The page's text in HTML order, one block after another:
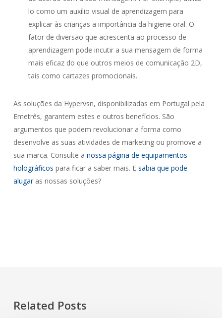
lo como um auxílio visual de aprendizagem para
explicar às crianças a importância da higiene oral. O
fator de diversão que acrescenta ao processo de
aprendizagem pode incutir a sua mensagem de forma
mais eficaz do que outros meios de comunicação 2D,
tais como cartazes promocionais.
As soluções da Hypervsn, disponibilizadas em Portugal pela
Emetrês, garantem estes e outros benefícios. São
argumentos que podem revolucionar a forma como
desenvolve as suas atividades de marketing ou promove a
sua marca. Consulte a nossa página de equipamentos
holográficos para ficar a saber mais. E sabia que pode
alugaras nossas soluções?
Related Posts